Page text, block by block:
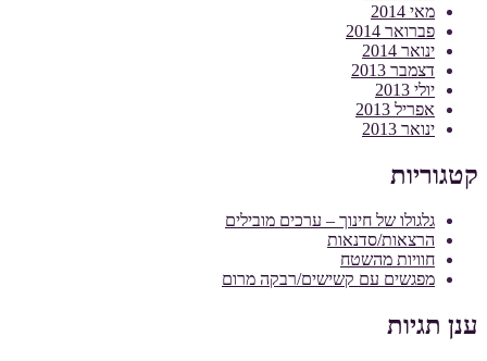
מאי 2014
פברואר 2014
ינואר 2014
דצמבר 2013
יולי 2013
אפריל 2013
ינואר 2013
קטגוריות
גלגולו של חינוך – ערכים מובילים
הרצאות/סדנאות
חוויות מהשטח
מפגשים עם קשישים/רבקה מרום
ענן תגיות